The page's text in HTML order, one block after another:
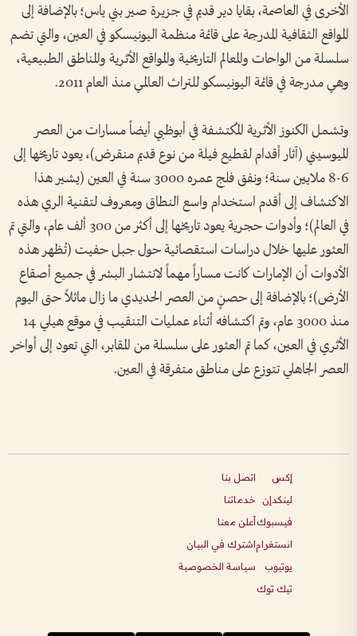
الأخرى في العاصمة، بقايا دير قديم في جزيرة صير بني ياس؛ بالإضافة إلى
المواقع الثقافية المدرجة على قائمة منظمة اليونيسكو في العين، والتي تضم
سلسلة من الواحات والمعالم التاريخية والمواقع الأثرية والمناطق الطبيعية،
وهي مدرجة في قائمة اليونيسكو للتراث العالمي منذ العام 2011.
وتشمل الكنوز الأثرية المُكتشفة في أبوظبي أيضاً مسارات من العصر
الميوسيني (آثار أقدام لقطيع فيلة من نوع قديم منقرض)، يعود تاريخها إلى
6-8 ملايين سنة؛ ونفق فلج عمره 3000 سنة في العين (يشير هذا
الاكتشاف إلى أقدم استخدام واسع النطاق ومعروف لتقنية الري هذه
في العالم)؛ وأدوات حجرية يعود تاريخها إلى أكثر من 300 ألف عام، والتي تم
العثور عليها خلال دراسات استقصائية حول جبل حفيت (تُظهر هذه
الأدوات أن الإمارات كانت مساراً مهماً لانتشار البشر في جميع أصقاع
الأرض)؛ بالإضافة إلى حصنٍ من العصر الحديدي ما زال ماثلاً حتى اليوم
منذ 3000 عام، وتم اكتشافه أثناء عمليات التنقيب في موقع هيلي 14
الأثري في العين، كما تم العثور على سلسلة من المقابر، التي تعود إلى أواخر
العصر الجاهلي تتوزع على مناطق متفرقة في العين.
إكس
لينكدإن
فيسبوك
انستغرام
يوتيوب
تيك توك
اتصل بنا
خدماتنا
أعلن معنا
اشترك في البيان
سياسة الخصوصية